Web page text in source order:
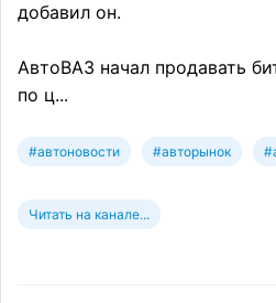
добавил он.
АвтоВАЗ начал продавать
по ц...
#автоновости #авторынок
Читать на канале...